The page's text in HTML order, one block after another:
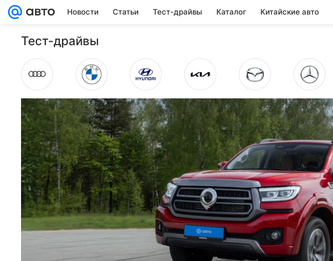
Новости Статьи Тест-драйвы Каталог Китайские авто
Тест-драйвы